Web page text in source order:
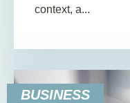
context, a...
BUSINESS